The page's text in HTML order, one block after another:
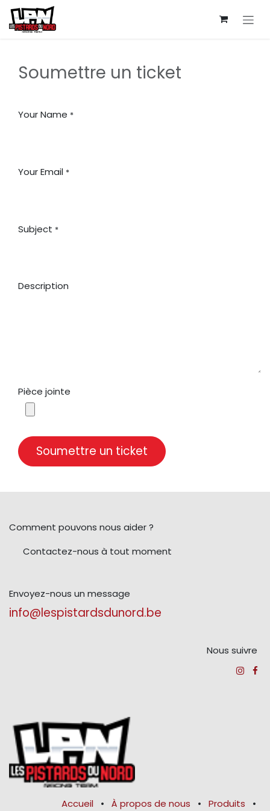
Se rendre au contenu
Soumettre un ticket
Your Name *
Your Email *
Subject *
Description
Pièce jointe
Soumettre un ticket
Comment pouvons nous aider ?
Contactez-nous à tout moment
Envoyez-nous un message
info@lespistardsdunord.be
Nous suivre
Accueil • À propos de nous • Produits
•